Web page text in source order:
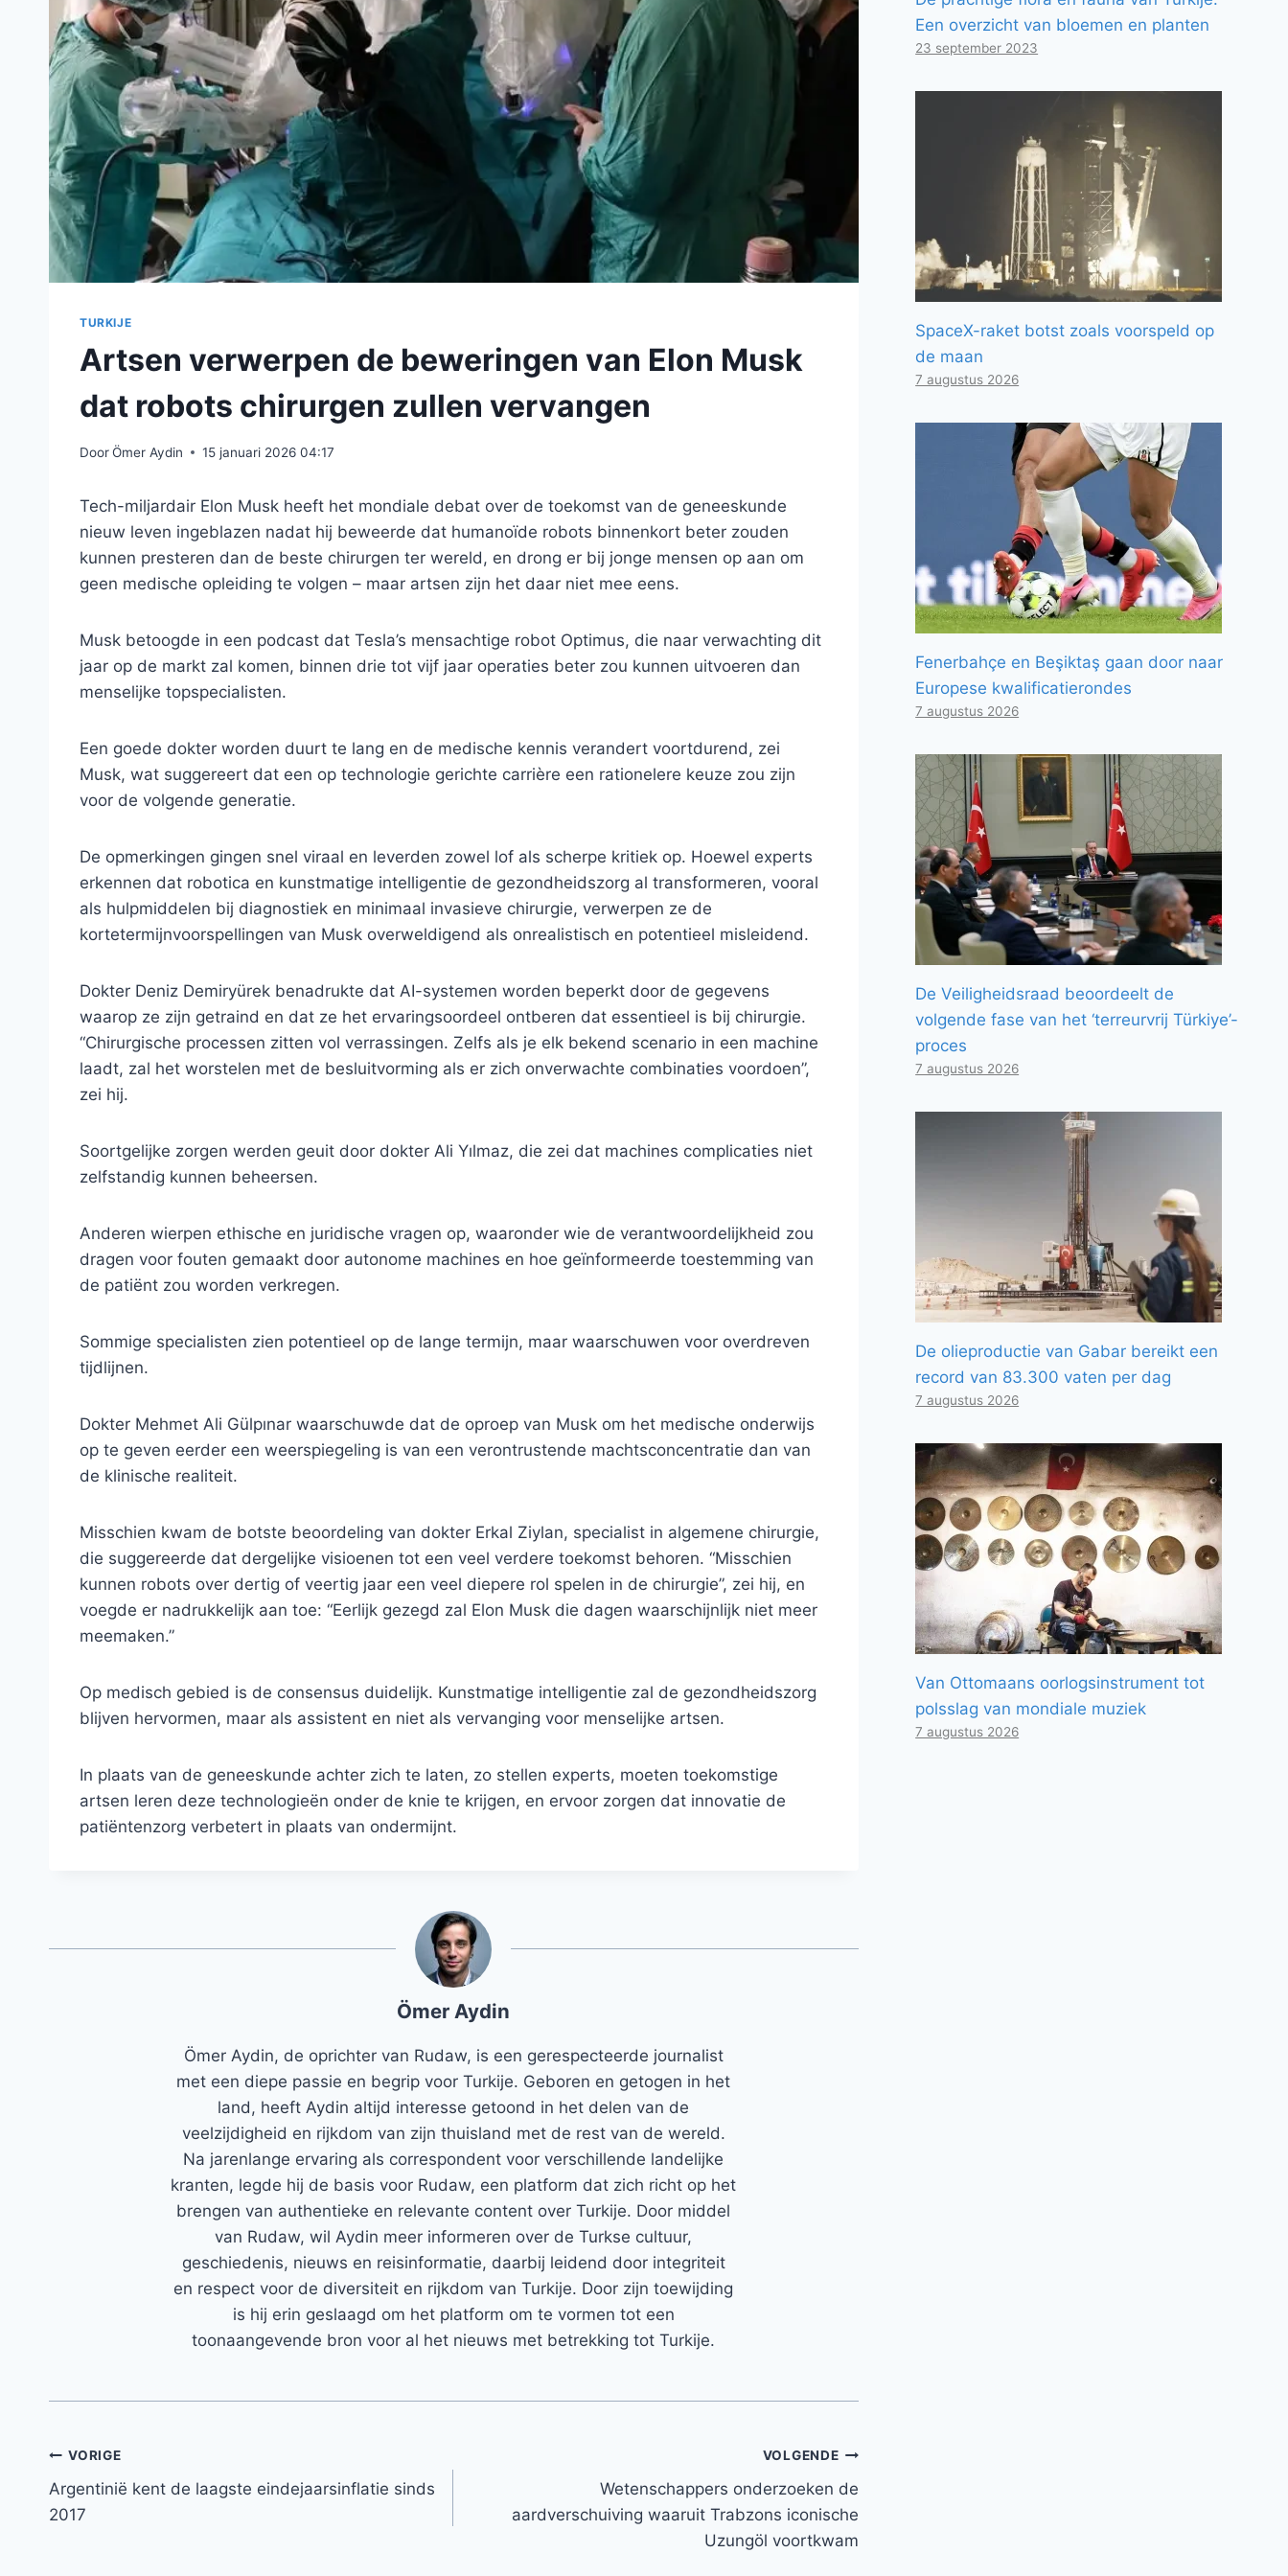
TURKIJE
Artsen verwerpen de beweringen van Elon Musk
dat robots chirurgen zullen vervangen
DoorÖmer Aydin 15 januari 2026 04:17
Tech-miljardair Elon Musk heeft het mondiale debat over de toekomst van de geneeskunde
nieuw leven ingeblazen nadat hij beweerde dat humanoïde robots binnenkort beter zouden
kunnen presteren dan de beste chirurgen ter wereld, en drong er bij jonge mensen op aan om
geen medische opleiding te volgen – maar artsen zijn het daar niet mee eens.
Musk betoogde in een podcast dat Tesla’s mensachtige robot Optimus, die naar verwachting dit
jaar op de markt zal komen, binnen drie tot vijf jaar operaties beter zou kunnen uitvoeren dan
menselijke topspecialisten.
Een goede dokter worden duurt te lang en de medische kennis verandert voortdurend, zei
Musk, wat suggereert dat een op technologie gerichte carrière een rationelere keuze zou zijn
voor de volgende generatie.
De opmerkingen gingen snel viraal en leverden zowel lof als scherpe kritiek op. Hoewel experts
erkennen dat robotica en kunstmatige intelligentie de gezondheidszorg al transformeren, vooral
als hulpmiddelen bij diagnostiek en minimaal invasieve chirurgie, verwerpen ze de
kortetermijnvoorspellingen van Musk overweldigend als onrealistisch en potentieel misleidend.
Dokter Deniz Demiryürek benadrukte dat AI-systemen worden beperkt door de gegevens
waarop ze zijn getraind en dat ze het ervaringsoordeel ontberen dat essentieel is bij chirurgie.
“Chirurgische processen zitten vol verrassingen. Zelfs als je elk bekend scenario in een machine
laadt, zal het worstelen met de besluitvorming als er zich onverwachte combinaties voordoen”,
zei hij.
Soortgelijke zorgen werden geuit door dokter Ali Yılmaz, die zei dat machines complicaties niet
zelfstandig kunnen beheersen.
Anderen wierpen ethische en juridische vragen op, waaronder wie de verantwoordelijkheid zou
dragen voor fouten gemaakt door autonome machines en hoe geïnformeerde toestemming van
de patiënt zou worden verkregen.
Sommige specialisten zien potentieel op de lange termijn, maar waarschuwen voor overdreven
tijdlijnen.
Dokter Mehmet Ali Gülpınar waarschuwde dat de oproep van Musk om het medische onderwijs
op te geven eerder een weerspiegeling is van een verontrustende machtsconcentratie dan van
de klinische realiteit.
Misschien kwam de botste beoordeling van dokter Erkal Ziylan, specialist in algemene chirurgie,
die suggereerde dat dergelijke visioenen tot een veel verdere toekomst behoren. “Misschien
kunnen robots over dertig of veertig jaar een veel diepere rol spelen in de chirurgie”, zei hij, en
voegde er nadrukkelijk aan toe: “Eerlijk gezegd zal Elon Musk die dagen waarschijnlijk niet meer
meemaken.”
Op medisch gebied is de consensus duidelijk. Kunstmatige intelligentie zal de gezondheidszorg
blijven hervormen, maar als assistent en niet als vervanging voor menselijke artsen.
In plaats van de geneeskunde achter zich te laten, zo stellen experts, moeten toekomstige
artsen leren deze technologieën onder de knie te krijgen, en ervoor zorgen dat innovatie de
patiëntenzorg verbetert in plaats van ondermijnt.
Ömer Aydin
Ömer Aydin, de oprichter van Rudaw, is een gerespecteerde journalist
met een diepe passie en begrip voor Turkije. Geboren en getogen in het
land, heeft Aydin altijd interesse getoond in het delen van de
veelzijdigheid en rijkdom van zijn thuisland met de rest van de wereld.
Na jarenlange ervaring als correspondent voor verschillende landelijke
kranten, legde hij de basis voor Rudaw, een platform dat zich richt op het
brengen van authentieke en relevante content over Turkije. Door middel
van Rudaw, wil Aydin meer informeren over de Turkse cultuur,
geschiedenis, nieuws en reisinformatie, daarbij leidend door integriteit
en respect voor de diversiteit en rijkdom van Turkije. Door zijn toewijding
is hij erin geslaagd om het platform om te vormen tot een
toonaangevende bron voor al het nieuws met betrekking tot Turkije.
Bericht
navigatie
VORIGE
Argentinië kent de laagste eindejaarsinflatie sinds
2017
VOLGENDE
Wetenschappers onderzoeken de
aardverschuiving waaruit Trabzons iconische
Uzungöl voortkwam
Een overzicht van bloemen en planten
23 september 2023
SpaceX-raket botst zoals voorspeld op
de maan
7 augustus 2026
Fenerbahçe en Beşiktaş gaan door naar
Europese kwalificatierondes
7 augustus 2026
De Veiligheidsraad beoordeelt de
volgende fase van het ‘terreurvrij Türkiye’-
proces
7 augustus 2026
De olieproductie van Gabar bereikt een
record van 83.300 vaten per dag
7 augustus 2026
Van Ottomaans oorlogsinstrument tot
polsslag van mondiale muziek
7 augustus 2026